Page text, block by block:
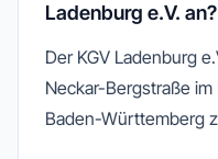
Ladenburg e.V. an?
Der KGV Ladenburg
Neckar-Bergstraße
Baden-Württemberg